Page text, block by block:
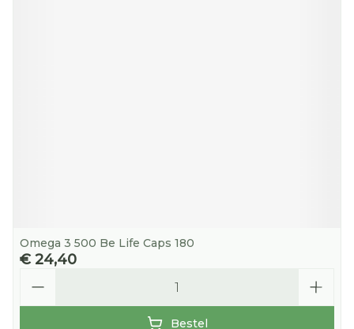
Omega 3 500 Be Life Caps 180
€ 24,40
Bestel